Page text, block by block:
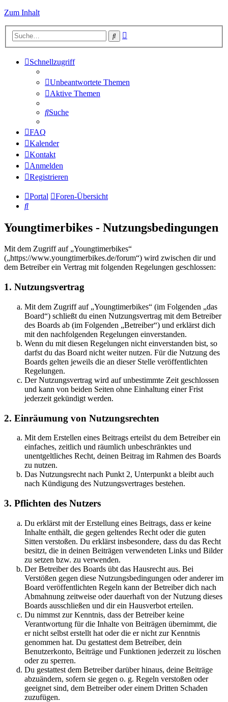
Zum Inhalt
Suche
Schnellzugriff
Unbeantwortete Themen
Aktive Themen
Suche
FAQ
Kalender
Kontakt
Anmelden
Registrieren
Portal
Foren-Übersicht
Suche
Youngtimerbikes - Nutzungsbedingungen
Mit dem Zugriff auf „Youngtimerbikes“
(„https://www.youngtimerbikes.de/forum“) wird zwischen dir und
dem Betreiber ein Vertrag mit folgenden Regelungen geschlossen:
1. Nutzungsvertrag
Mit dem Zugriff auf „Youngtimerbikes“ (im Folgenden „das
Board“) schließt du einen Nutzungsvertrag mit dem Betreiber
des Boards ab (im Folgenden „Betreiber“) und erklärst dich
mit den nachfolgenden Regelungen einverstanden.
Wenn du mit diesen Regelungen nicht einverstanden bist, so
darfst du das Board nicht weiter nutzen. Für die Nutzung des
Boards gelten jeweils die an dieser Stelle veröffentlichten
Regelungen.
Der Nutzungsvertrag wird auf unbestimmte Zeit geschlossen
und kann von beiden Seiten ohne Einhaltung einer Frist
jederzeit gekündigt werden.
2. Einräumung von Nutzungsrechten
Mit dem Erstellen eines Beitrags erteilst du dem Betreiber ein
einfaches, zeitlich und räumlich unbeschränktes und
unentgeltliches Recht, deinen Beitrag im Rahmen des Boards
zu nutzen.
Das Nutzungsrecht nach Punkt 2, Unterpunkt a bleibt auch
nach Kündigung des Nutzungsvertrages bestehen.
3. Pflichten des Nutzers
Du erklärst mit der Erstellung eines Beitrags, dass er keine
Inhalte enthält, die gegen geltendes Recht oder die guten
Sitten verstoßen. Du erklärst insbesondere, dass du das Recht
besitzt, die in deinen Beiträgen verwendeten Links und Bilder
zu setzen bzw. zu verwenden.
Der Betreiber des Boards übt das Hausrecht aus. Bei
Verstößen gegen diese Nutzungsbedingungen oder anderer im
Board veröffentlichten Regeln kann der Betreiber dich nach
Abmahnung zeitweise oder dauerhaft von der Nutzung dieses
Boards ausschließen und dir ein Hausverbot erteilen.
Du nimmst zur Kenntnis, dass der Betreiber keine
Verantwortung für die Inhalte von Beiträgen übernimmt, die
er nicht selbst erstellt hat oder die er nicht zur Kenntnis
genommen hat. Du gestattest dem Betreiber, dein
Benutzerkonto, Beiträge und Funktionen jederzeit zu löschen
oder zu sperren.
Du gestattest dem Betreiber darüber hinaus, deine Beiträge
abzuändern, sofern sie gegen o. g. Regeln verstoßen oder
geeignet sind, dem Betreiber oder einem Dritten Schaden
zuzufügen.